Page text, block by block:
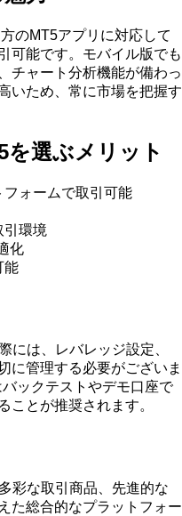
のMT5アプリに対応して
可能です。モバイル版でも
チャート分析機能が備わっ
いため、常に市場を把握す
選ぶメリット
ォームで取引可能
引環境
化
能
には、レバレッジ設定、
に管理する必要がございま
ックテストやデモ口座で
ことが推奨されます。
彩な取引商品、先進的な
た総合的なプラットフォー